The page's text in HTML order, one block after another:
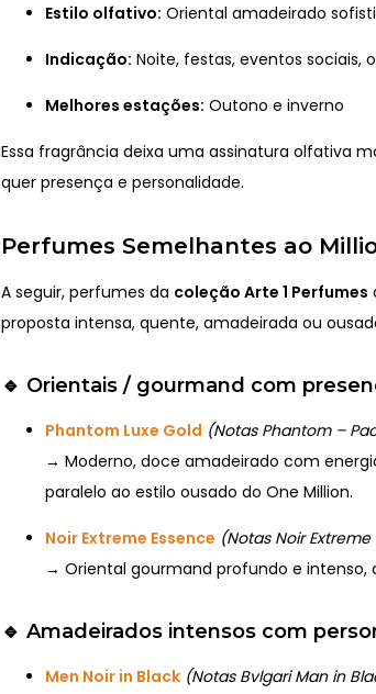
Estilo olfativo: Oriental amadeirado
Indicação: Noite, festas, eventos sociais,
Melhores estações: Outono e inverno
Essa fragrância deixa uma assinatura olfativa
quer presença e personalidade.
Perfumes Semelhantes ao
A seguir, perfumes da coleção Arte 1 Perfumes
proposta intensa, quente, amadeirada ou
🔹 Orientais / gourmand com
Phantom Luxe Gold (Notas Phantom –
→ Moderno, doce amadeirado com
paralelo ao estilo ousado do One Million.
Noir Extreme Essence (Notas Noir
→ Oriental gourmand profundo e intenso,
🔹 Amadeirados intensos com
Men Noir in Black (Notas Bvlgari Man in